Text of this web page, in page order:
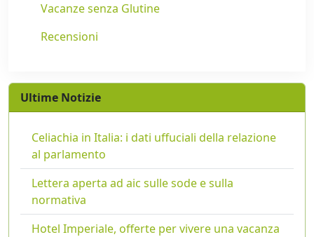
Vacanze senza Glutine
Recensioni
Ultime Notizie
Celiachia in Italia: i dati uffuciali della relazione
al parlamento
Lettera aperta ad aic sulle sode e sulla
normativa
Hotel Imperiale, offerte per vivere una vacanza